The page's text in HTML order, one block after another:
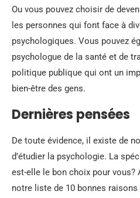
Ou vous pouvez choisir de
les personnes qui font face à
psychologiques. Vous pouvez
psychologue de la santé et de
politique publique qui ont un
bien-être des gens.
Dernières pensées
De toute évidence, il existe de
d’étudier la psychologie. La
est-elle le bon choix pour vous?
notre liste de 10 bonnes raisons